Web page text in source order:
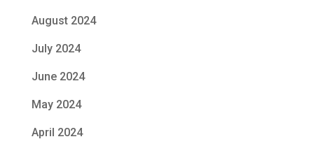
August 2024
July 2024
June 2024
May 2024
April 2024